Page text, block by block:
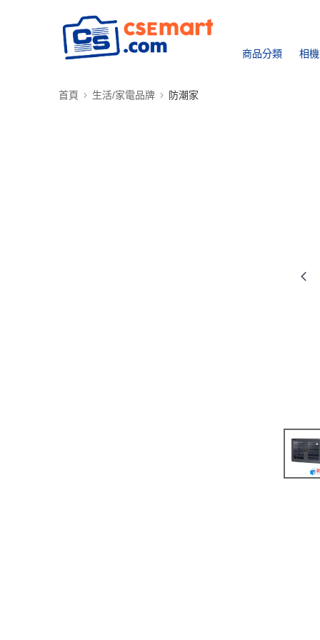
商品分類 相
首頁 生活/家電品牌 防潮家